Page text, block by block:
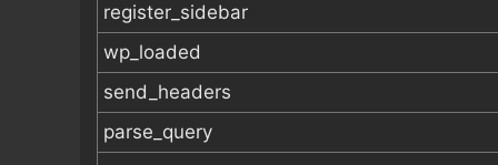
register_sidebar
wp_loaded
send_headers
parse_query